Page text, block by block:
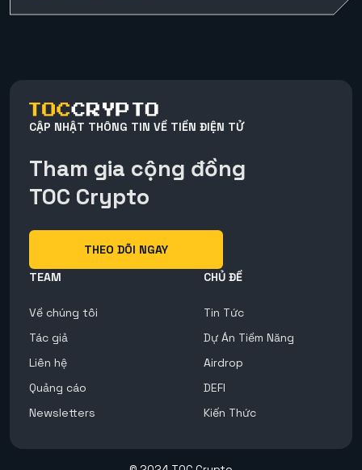
CẬP NHẬT THÔNG TIN VỀ TIỀN ĐIỆN TỬ
Tham gia cộng đồng
TOC Crypto
THEO DÕI NGAY
TEAM
Về chúng tôi
Tác giả
Liên hệ
Quảng cáo
Newsletters
CHỦ ĐỀ
Tin Tức
Dự Án Tiềm Năng
Airdrop
DEFI
Kiến Thức